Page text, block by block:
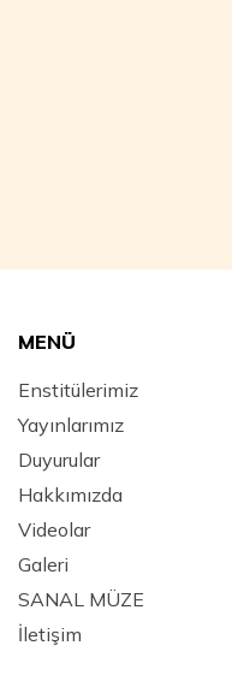
MENÜ
Enstitülerimiz
Yayınlarımız
Duyurular
Hakkımızda
Videolar
Galeri
SANAL MÜZE
İletişim